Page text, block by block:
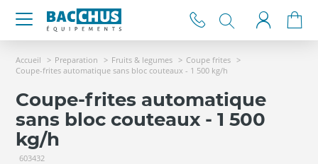
Accueil Preparation Fruits & legumes
Coupe frites
Coupe-frites automatique sans bloc couteaux - 1 500 kg/h
Coupe-frites automatique
sans bloc couteaux - 1 500
kg/h
603432